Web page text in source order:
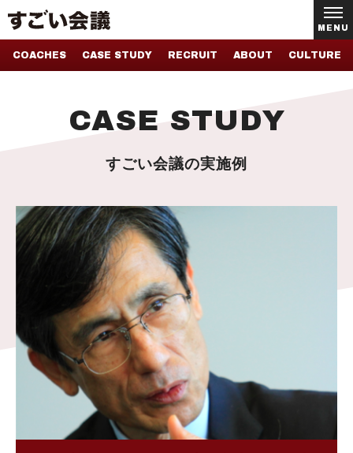
MENU
COACHES CASE STUDY RECRUIT ABOUT CULTURE
CASE STUDY
すごい会議の実施例